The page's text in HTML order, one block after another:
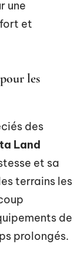
une
et
les
des
Land
et sa
terrains les
de
prolongés.